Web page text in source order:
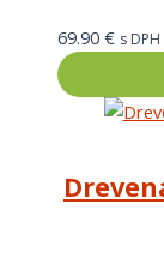
69.90 € s DPH